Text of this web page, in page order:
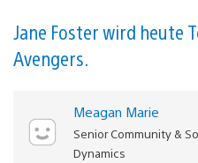
Jane Foster wird heute
Avengers.
Meagan Marie
Senior Community &
Dynamics